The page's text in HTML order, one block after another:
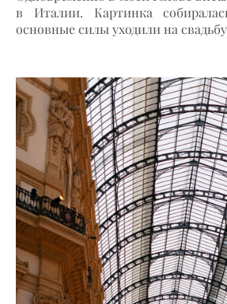
в Италии. Картинка
основные силы уходили на